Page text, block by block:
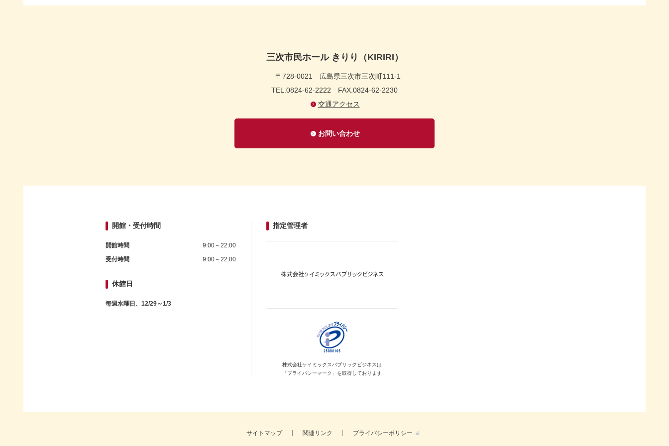
三次市民ホール きりり（KIRIRI）
〒728-0021 広島県三次市三次町111-1
TEL.0824-62-2222 FAX.0824-62-2230
交通アクセス
お問い合わせ
開館・受付時間
開館時間
9:00～22:00
受付時間
9:00～22:00
休館日
毎週水曜日、12/29～1/3
指定管理者
株式会社ケイミックス パブリックビジネスは
「プライバシーマーク」を取得しております
サイトマップ 関連リンク プライバシーポリシー